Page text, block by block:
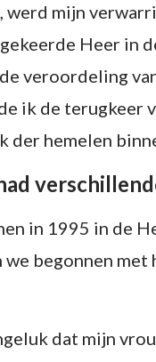
mijn
Heer in
veroordeling
ik de terugkeer
hemelen
in 1995 in de
begonnen
dat mijn